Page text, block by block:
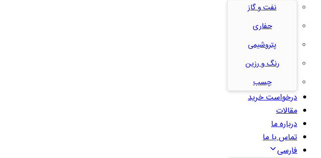
نفت و گاز
حفاری
پتروشیمی
رنگ و رزین
چسب
درخواست خرید
مقالات
درباره ما
تماس با ما
فارسی